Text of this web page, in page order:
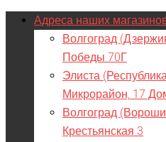
Адреса наших
Волгоград
Победы 70Г
Элиста
Микрорайон, 17
Волгоград
Крестьянская 3